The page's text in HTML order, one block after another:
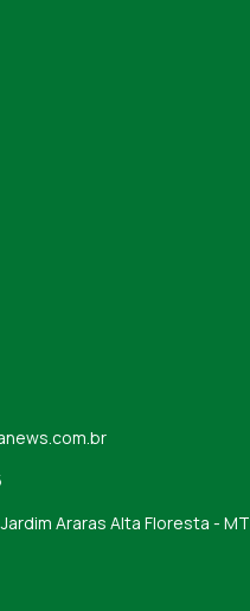
Araras Alta Floresta - MT